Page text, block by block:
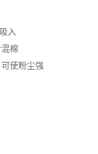
入
棉
使粉尘强